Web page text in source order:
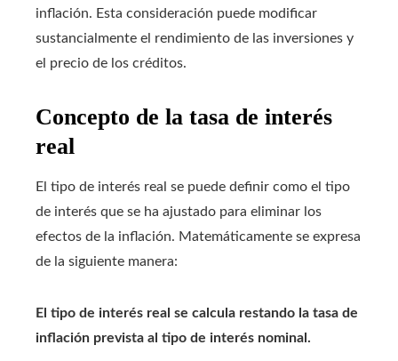
inflación. Esta consideración puede modificar
sustancialmente el rendimiento de las inversiones y
el precio de los créditos.
Concepto de la tasa de interés
real
El tipo de interés real se puede definir como el tipo
de interés que se ha ajustado para eliminar los
efectos de la inflación. Matemáticamente se expresa
de la siguiente manera:
El tipo de interés real se calcula restando la tasa de
inflación prevista al tipo de interés nominal.